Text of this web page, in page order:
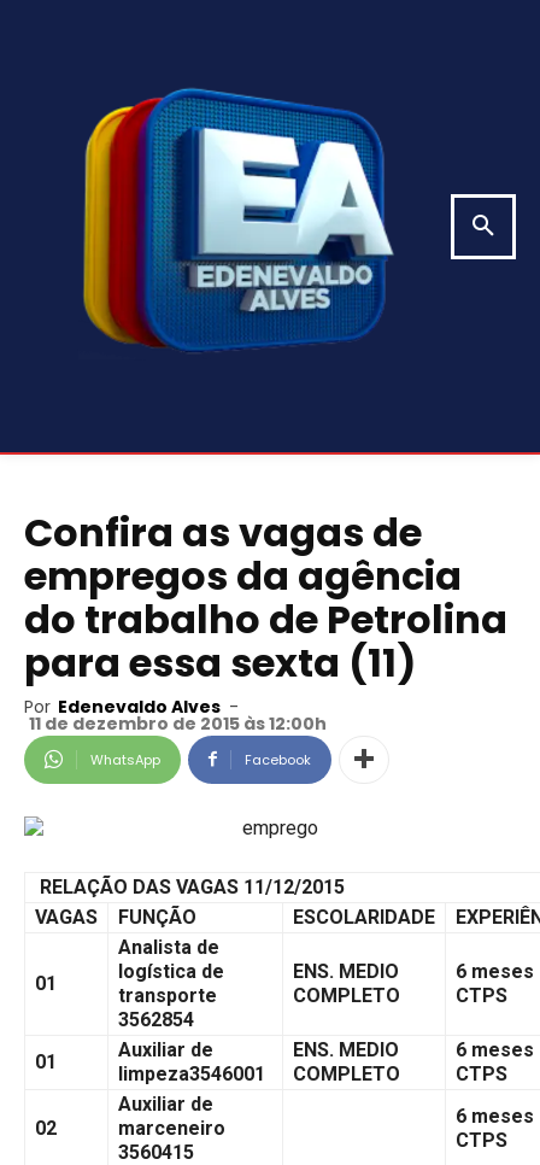
Confira as vagas de
empregos da agência
do trabalho de Petrolina
para essa sexta (11)
Por Edenevaldo Alves -
11 de dezembro de 2015 às 12:00h
WhatsApp Facebook
RELAÇÃO DAS VAGAS 11/12/2015
VAGAS
FUNÇÃO ESCOLARIDADE
01
Analista de
logística de
transporte
3562854
ENS. MEDIO
COMPLETO
6 meses
CTPS
01
Auxiliar de
limpeza3546001
ENS. MEDIO
COMPLETO
6 meses
CTPS
02
Auxiliar de
marceneiro
3560415
6 meses
CTPS